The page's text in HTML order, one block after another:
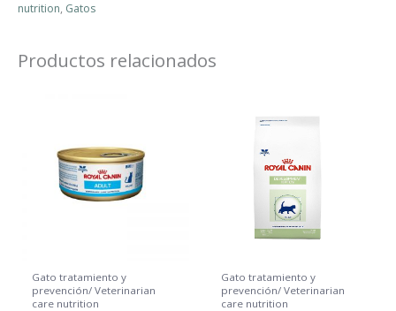
nutrition, Gatos
Productos relacionados
Gato tratamiento y
prevención/ Veterinarian
care nutrition
Gato tratamiento y
prevención/ Veterinarian
care nutrition